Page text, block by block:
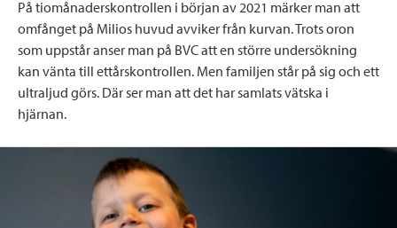
På tiomånaderskontrollen i början av 2021 märker man att
omfånget på Milios huvud avviker från kurvan. Trots oron
som uppstår anser man på BVC att en större undersökning
kan vänta till ettårskontrollen. Men familjen står på sig och ett
ultraljud görs. Där ser man att det har samlats vätska i
hjärnan.